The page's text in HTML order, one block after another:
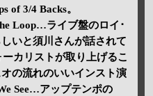
of 3/4 Backs。
Loop…ライブ盤のロイ･
いと須川さんが話されて
カリストが取り上げるこ
の流れのいいインスト演
See…アップテンポの